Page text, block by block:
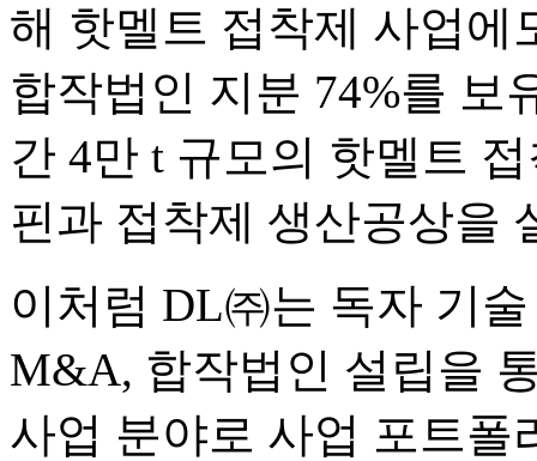
해 핫멜트 접착제 사업에
합작법인 지분 74%를 보
간 4만 t 규모의 핫멜트
핀과 접착제 생산공상을
이처럼 DL㈜는 독자 기
M&A, 합작법인 설립을
사업 분야로 사업 포트폴